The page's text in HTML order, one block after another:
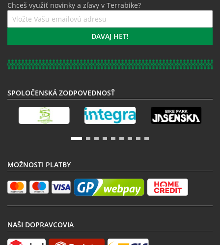
Chceš využiť novinky a zľavy v Terrabike?
Prihláste
sa
odberu
DAVAJ HET!
SPOLOČENSKÁ ZODPOVEDNOSŤ
MOŽNOSTI PLATBY
NAŠI DOPRAVCOVIA